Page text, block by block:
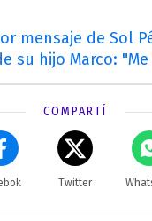
mensaje de Sol
su hijo Marco:
COMPARTÍ
Twitter